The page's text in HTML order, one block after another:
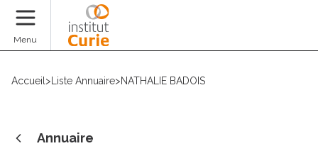
Menu
Accueil > Liste Annuaire>NATHALIE BADOIS
Annuaire